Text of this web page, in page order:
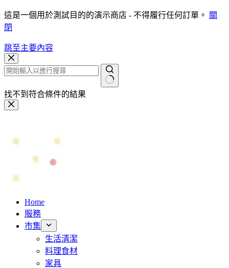
這是一個用於測試目的的演示商店 - 不得履行任何訂單。
關
閉
跳至主要內容
找不到符合條件的結果
Home
服務
市集
生活清潔
料理食材
家具